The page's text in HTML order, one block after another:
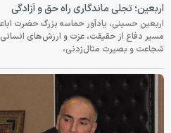
اربعین؛ تجلی ماندگاری راه حق و آزادگی
اربعین حسینی، یادآور حماسه بزرگ حضرت
مسیر دفاع از حقیقت، عزت و ارزش‌های
شجاعت و بصیرت مثال‌زدنی،